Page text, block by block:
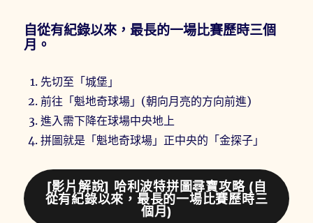
自從有紀錄以來，最長的一場比賽歷時三個
月。
先切至「城堡」
前往「魁地奇球場」(朝向月亮的方向前進)
進入需下降在球場中央地上
拼圖就是「魁地奇球場」正中央的「金探子」
[影片解說] 哈利波特拼圖尋寶攻略 (自
從有紀錄以來，最長的一場比賽歷時三
個月)